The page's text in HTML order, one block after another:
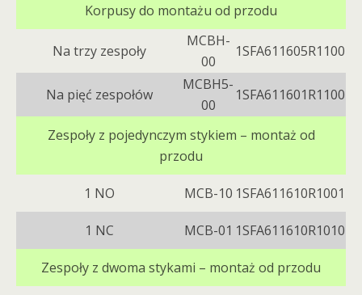
Korpusy do montażu od przodu
Na trzy zespoły
MCBH-
00
1SFA611605R1100
Na pięć zespołów
MCBH5-
00
1SFA611601R1100
Zespoły z pojedynczym stykiem – montaż od
przodu
1 NO MCB-10 1SFA611610R1001
1 NC MCB-01 1SFA611610R1010
Zespoły z dwoma stykami – montaż od przodu